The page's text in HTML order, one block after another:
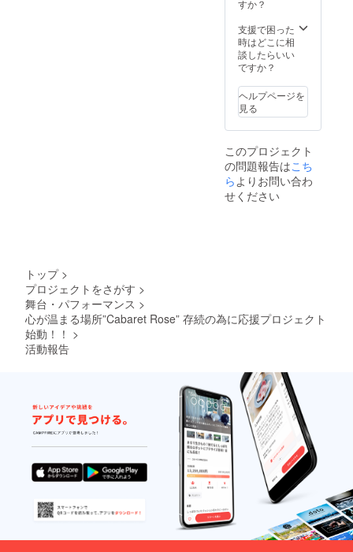
シャツ
のサイ
ズを
「オプ
ン」に
てお選
びくだ
さい。
【Iiiiiit's
Show
Time!!
】
vol.9,10
ケット
永久２
０００
円引
８．
2021年
８月以
降、
t Rose
本公演
にて
ショー
終演後
真撮
影！！
ム、掲
載不可
のご希
望の方
は、
「備考
欄」へ
必ず明
記をお
願いい
たしま
す。 ※
２．T
シャツ
ロナ対
策も考
慮し、
日にち
お互い
に相談
して決
めるこ
きれば
と思い
ます！
備考欄
にて、
希望の
現場の
ジュー
ルや、
使う衣
装など
の荷物
の多さ
により
前の日
に現場
に入っ
た方が
いいと
判断し
た場合
すか？
支援で困った
時はどこに相
談したらいい
ですか？
ヘルプページを
見る
このプロジェクト
の問題報告はこち
ら よりお問い合わ
せください
トップ >
プロジェクトをさがす >
舞台・パフォーマンス >
心が温まる場所”Cabaret Rose” 存続の為に応援プロジェクト
始動！！ >
活動報告